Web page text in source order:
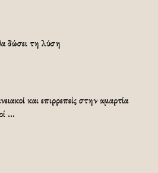
δώσει τη λύση
και επιρρεπείς στην αμαρτία
…